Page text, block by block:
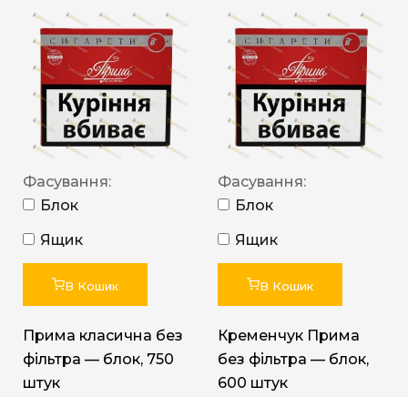
Фасування:
Блок
Ящик
В Кошик
Прима класична без
фільтра — блок, 750
штук
Фасування:
Блок
Ящик
В Кошик
Кременчук Прима
без фільтра — блок,
600 штук